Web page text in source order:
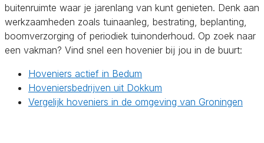
buitenruimte waar je jarenlang van kunt genieten. Denk aan
werkzaamheden zoals tuinaanleg, bestrating, beplanting,
boomverzorging of periodiek tuinonderhoud. Op zoek naar
een vakman? Vind snel een hovenier bij jou in de buurt:
Hoveniers actief in Bedum
Hoveniersbedrijven uit Dokkum
Vergelijk hoveniers in de omgeving van Groningen